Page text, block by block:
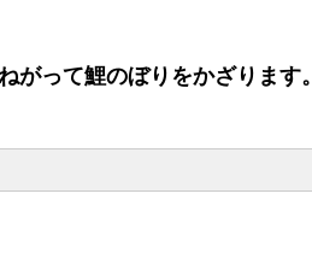
がって鯉のぼりをかざります。